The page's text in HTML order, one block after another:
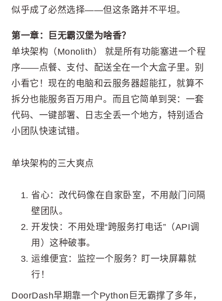
似乎成了必然选择——但这条路并不平坦。
第一章：巨无霸汉堡为啥香？
单块架构（Monolith） 就是所有功能塞进一个程
序——点餐、支付、配送全在一个大盒子里。别
小看它！现在的电脑和云服务器超能扛，就算不
拆分也能服务百万用户。而且它简单到哭：一套
代码、一键部署、日志全丢一个地方，特别适合
小团队快速试错。
单块架构的三大爽点
省心：改代码像在自家卧室，不用敲门问隔
壁团队。
开发快：不用处理“跨服务打电话”（API调
用）这种破事。
运维便宜：监控一个服务？盯一块屏幕就
行！
DoorDash早期靠一个Python巨无霸撑了多年，